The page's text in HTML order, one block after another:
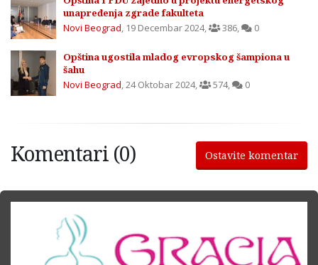
unapređenja zgrade fakulteta
Novi Beograd, 19 Decembar 2024, 386, 0
Opština ugostila mladog evropskog šampiona u
šahu
Novi Beograd,24 Oktobar 2024, 574, 0
Komentari (0) Ostavite komentar